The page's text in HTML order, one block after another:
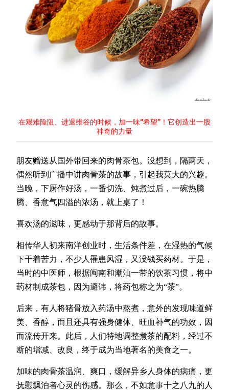
在艰难险阻、进退维谷的时候，加一味“希望”！它创造出一股
神奇的力量
朋友赠送从国外带回来的肉骨茶包。没想到，隔两天，
偶然听到广播中讲肉骨茶的故事，引起我莫大的兴趣。
当晚，下厨作好汤，一番切洗、炖煮过后，一碗热腾
腾、香意气四溢的浓汤，就上桌了！
喜欢汤的滋味，更感动于那背后的故事。
相传华人初来南洋创业时，生活条件差，在湿热的气候
下干着苦力，不少人罹患风湿，又没钱买药材。于是，
当时的中医师，根据闽南和潮汕一带的饮茶习惯，将中
药材制成茶包，因为避讳，将药包称之为“茶”。
后来，有人将猪骨放入药汤中熬煮，意外的发现味道鲜
美、香醇，而且还具有强身健体、旺血补气的功效，因
而流传开来。此后，人们特地调整煮茶的配料，经过不
断的增减、改良，终于成为当地著名的美食之一。
加味的肉骨茶温润、爽口，缓解异乡人身体的病痛，更
抚慰飘泊者心灵的伤感。那么，不如意事十之八九的人